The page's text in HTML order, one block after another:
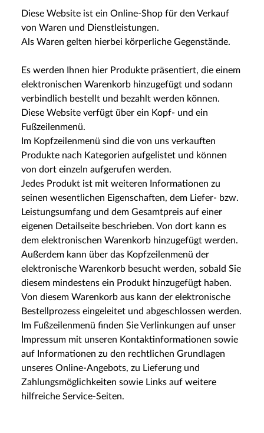
Diese Website ist ein Online-Shop für den Verkauf
von Waren und Dienstleistungen.
Als Waren gelten hierbei körperliche Gegenstände.
Es werden Ihnen hier Produkte präsentiert, die einem
elektronischen Warenkorb hinzugefügt und sodann
verbindlich bestellt und bezahlt werden können.
Diese Website verfügt über ein Kopf- und ein
Fußzeilenmenü.
Im Kopfzeilenmenü sind die von uns verkauften
Produkte nach Kategorien aufgelistet und können
von dort einzeln aufgerufen werden.
Jedes Produkt ist mit weiteren Informationen zu
seinen wesentlichen Eigenschaften, dem Liefer- bzw.
Leistungsumfang und dem Gesamtpreis auf einer
eigenen Detailseite beschrieben. Von dort kann es
dem elektronischen Warenkorb hinzugefügt werden.
Außerdem kann über das Kopfzeilenmenü der
elektronische Warenkorb besucht werden, sobald Sie
diesem mindestens ein Produkt hinzugefügt haben.
Von diesem Warenkorb aus kann der elektronische
Bestellprozess eingeleitet und abgeschlossen werden.
Im Fußzeilenmenü finden Sie Verlinkungen auf unser
Impressum mit unseren Kontaktinformationen sowie
auf Informationen zu den rechtlichen Grundlagen
unseres Online-Angebots, zu Lieferung und
Zahlungsmöglichkeiten sowie Links auf weitere
hilfreiche Service-Seiten.